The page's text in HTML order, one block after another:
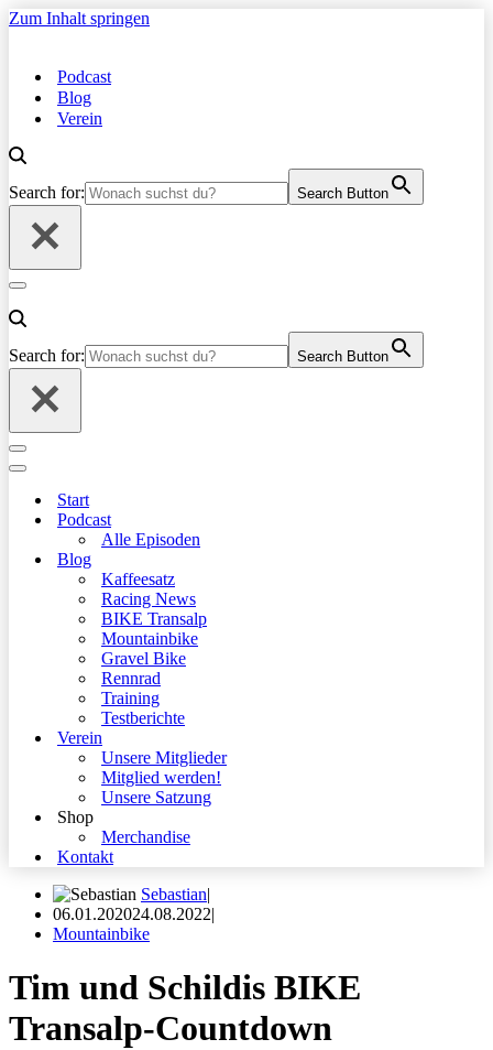
Zum Inhalt springen
Podcast
Blog
Verein
Search for: Search Button
Navigationsmenü
Search for: Search Button
Navigationsmenü
Navigationsmenü
Start
Podcast
Alle Episoden
Blog
Kaffeesatz
Racing News
BIKE Transalp
Mountainbike
Gravel Bike
Rennrad
Training
Testberichte
Verein
Unsere Mitglieder
Mitglied werden!
Unsere Satzung
Shop
Merchandise
Kontakt
Sebastian
06.01.202024.08.2022
Mountainbike
Tim und Schildis BIKE
Transalp-Countdown